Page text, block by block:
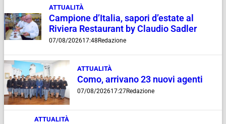
ATTUALITÀ
Campione d’Italia, sapori d’estate al
Riviera Restaurant by Claudio Sadler
07/08/202617:48 Redazione
ATTUALITÀ
Como, arrivano 23 nuovi agenti
07/08/202617:27Redazione
ATTUALITÀ